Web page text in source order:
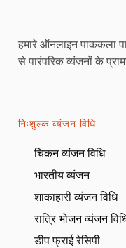
हमारे ऑनलाइन पाककला
से पारंपरिक व्यंजनों के
निःशुल्क व्यंजन विधि
चिकन व्यंजन विधि
भारतीय व्यंजन
शाकाहारी व्यंजन विधि
रात्रि भोजन व्यंजन
डीप फ्राई रेसिपी